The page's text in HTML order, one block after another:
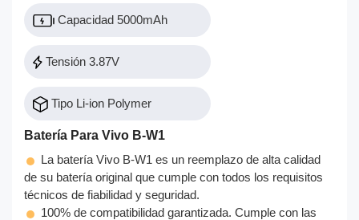
Capacidad 5000mAh
Tensión 3.87V
Tipo Li-ion Polymer
Batería Para Vivo B-W1
La batería Vivo B-W1 es un reemplazo de alta calidad
de su batería original que cumple con todos los requisitos
técnicos de fiabilidad y seguridad.
100% de compatibilidad garantizada. Cumple con las